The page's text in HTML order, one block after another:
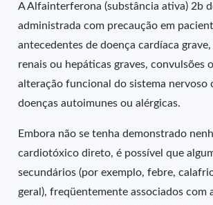
A Alfainterferona (substância ativa) 2b
administrada com precaução em
antecedentes de doença cardíaca
renais ou hepáticas graves, convulsões
alteração funcional do sistema nervoso
doenças autoimunes ou alérgicas.
Embora não se tenha demonstrado
cardiotóxico direto, é possível que
secundários (por exemplo, febre,
geral), freqüentemente associados com